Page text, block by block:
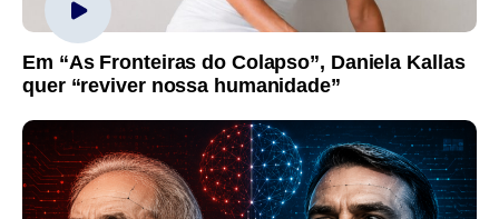
Em “As Fronteiras do Colapso”, Daniela Kallas
quer “reviver nossa humanidade”